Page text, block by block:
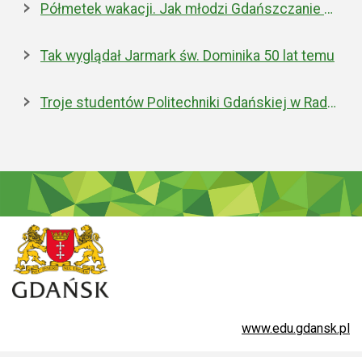
Półmetek wakacji. Jak młodzi Gdańszczanie spędzają czas w ramach Akcji Lato?
Tak wyglądał Jarmark św. Dominika 50 lat temu
Troje studentów Politechniki Gdańskiej w Radzie Studentów przy Prezesie POLSA
www.edu.gdansk.pl